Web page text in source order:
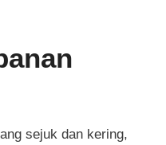
sejuk dan kering,